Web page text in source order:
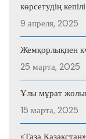
көрсетудің кепілі
9 апреля, 2025
Жемқорлықпен
25 марта, 2025
Ұлы мұрат
15 марта, 2025